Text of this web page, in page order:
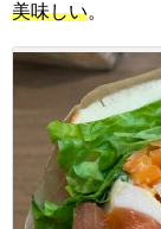
美味しい。